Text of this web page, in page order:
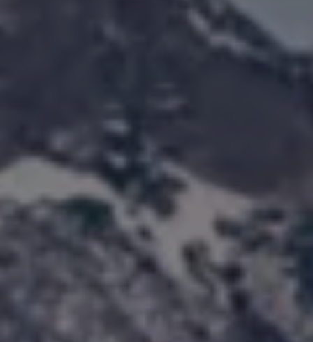
Accessoires de transport
Accessoires Volkswagen
-> REACH
-> Declarations of conformity
-> Informations sur les pneumatiques
-> Garantie
-> WLTP
-> Mises à jour logicielles
ID. Mise à jour du logiciel
Mise à jour GPS
Mises à jour logicielles pour véhicules
-> Rappel de sécurité des airbags Takata
-> Payez votre parking
Innovations Volkswagen
Options numériques
Connecter un téléphone mobile au véhicule
Trouver des services pour votre modèle
Mises à jour pour les logiciels, les cartes et la
Applications Volkswagen, connexion et